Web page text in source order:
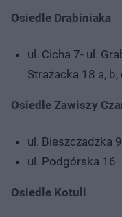
Osiedle Drabiniaka
ul. Cicha 7- ul.
Strażacka 18 a, b,
Osiedle Zawiszy
ul. Bieszczadzka 9
ul. Podgórska 16
Osiedle Kotuli